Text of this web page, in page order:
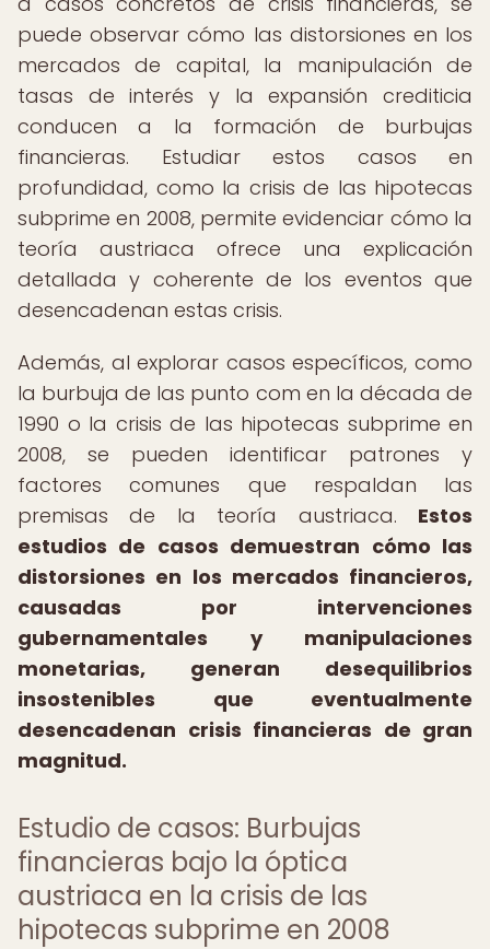
puede observar cómo las distorsiones en los
mercados de capital, la manipulación de
tasas de interés y la expansión crediticia
conducen a la formación de burbujas
financieras. Estudiar estos casos en
profundidad, como la crisis de las hipotecas
subprime en 2008, permite evidenciar cómo la
teoría austriaca ofrece una explicación
detallada y coherente de los eventos que
desencadenan estas crisis.
Además, al explorar casos específicos, como
la burbuja de las punto com en la década de
1990 o la crisis de las hipotecas subprime en
2008, se pueden identificar patrones y
factores comunes que respaldan las
premisas de la teoría austriaca. Estos
estudios de casos demuestran cómo las
distorsiones en los mercados financieros,
causadas por intervenciones
gubernamentales y manipulaciones
monetarias, generan desequilibrios
insostenibles que eventualmente
desencadenan crisis financieras de gran
magnitud.
Estudio de casos: Burbujas
financieras bajo la óptica
austriaca en la crisis de las
hipotecas subprime en 2008